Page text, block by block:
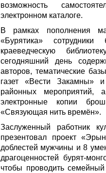
возможность
электронном каталоге.
В рамках пополнения
«Бурятика» сотрудники
краеведческую
сегодняшний день
авторов, тематические
газет «Вести Закамны»
районных мероприятий,
электронные копии
«Связующая нить времён».
Заслуженный работник
презентовал проект
доблестей мужчины и 8
драгоценностей бурят-
чтобы проводить